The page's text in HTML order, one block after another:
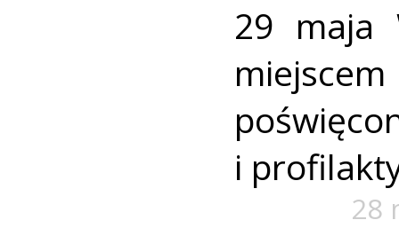
29 maja
i
28